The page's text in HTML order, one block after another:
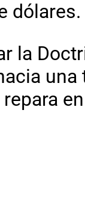
dólares.
la